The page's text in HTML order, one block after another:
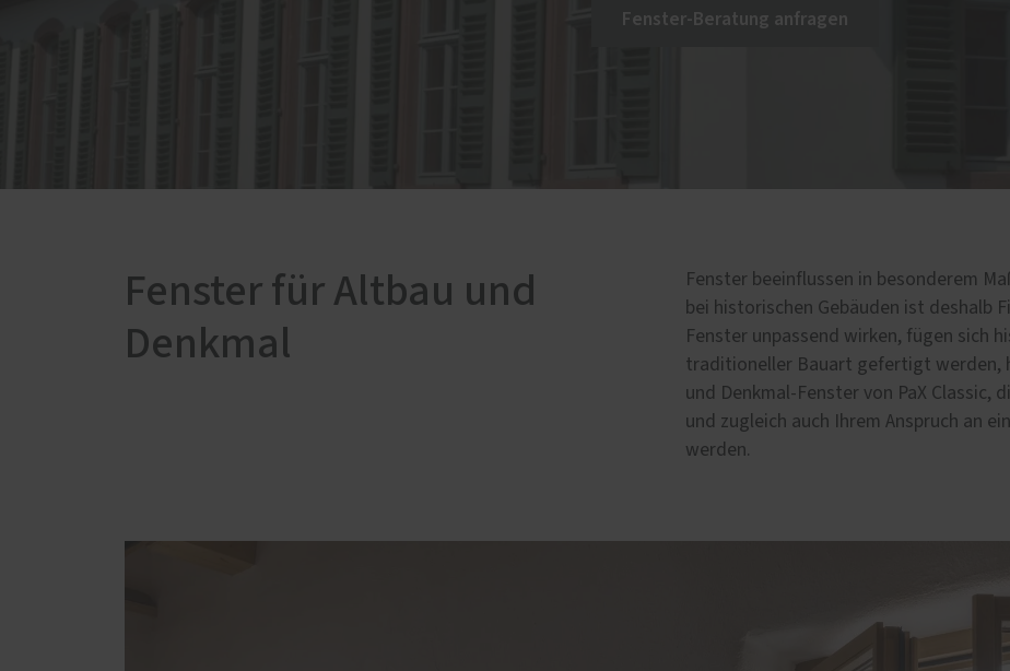
Montage
Fenster-Beratung anfragen
Fenster für Altbau und
Denkmal
Fenster beeinflussen in besonderem
bei historischen Gebäuden ist deshalb
Fenster unpassend wirken, fügen sich
traditioneller Bauart gefertigt werden,
und Denkmal-Fenster von PaX Classic,
und zugleich auch Ihrem Anspruch an
werden.